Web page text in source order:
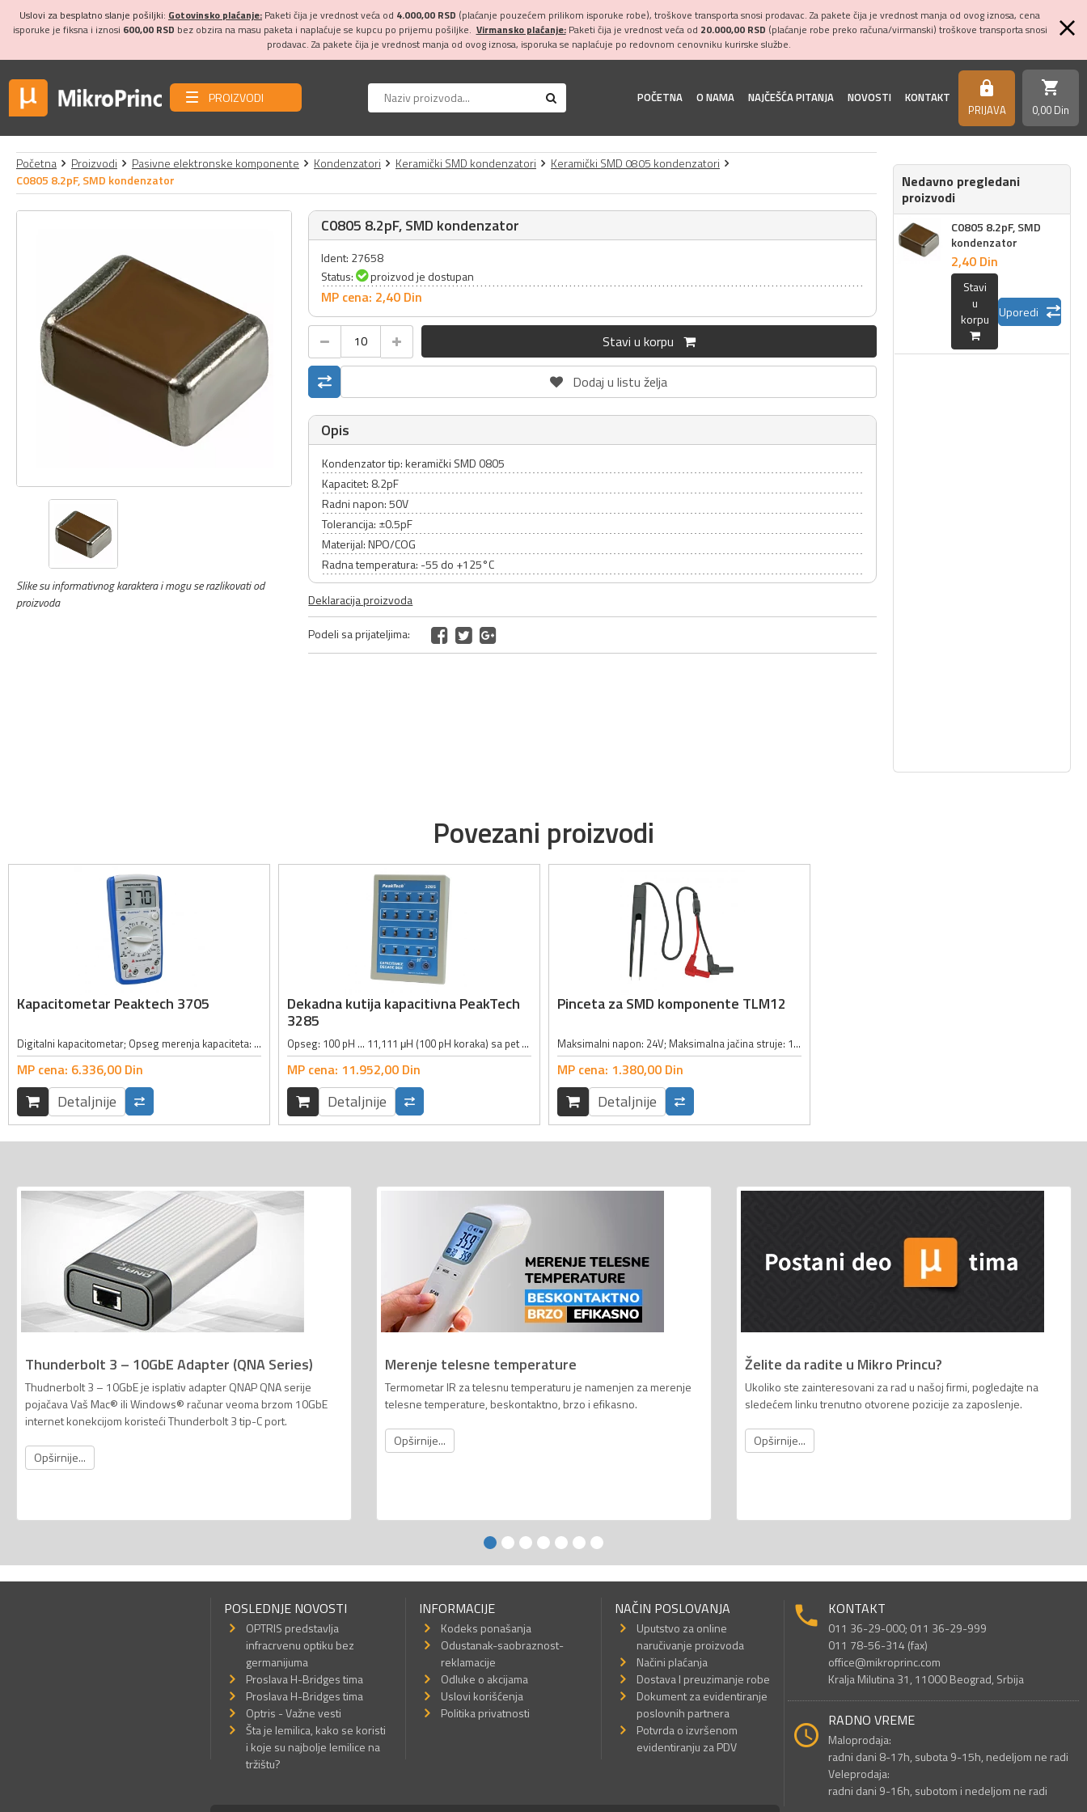
Uslovi za besplatno slanje pošiljki: Gotovinsko plaćanje: Paketi čija je vrednost veća od 4.000,00 RSD (plaćanje pouzećem prilikom isporuke robe), troškove transporta snosi prodavac. Za pakete čija je vrednost manja od ovog iznosa, cena
isporuke je fiksna i iznosi 600,00 RSD bez obzira na masu paketa i naplaćuje se kupcu po prijemu pošiljke. Virmansko plaćanje:Paketi čija je vrednost veća od 20.000,00 RSD (plaćanje robe preko računa/virmanski) troškove transporta snosi
prodavac. Za pakete čija je vrednost manja od ovog iznosa, isporuka se naplaćuje po redovnom cenovniku kurirske službe.
PROIZVODI POČETNA O NAMA NAJČEŠĆA PITANJA NOVOSTI KONTAKT https
PRIJAVA
shopping_cart
0,00 Din
Početna Proizvodi Pasivne elektronske komponente Kondenzatori Keramički SMD kondenzatori
Keramički SMD 0805 kondenzatori
C0805 8.2pF, SMD kondenzator
Slike su informativnog karaktera i mogu se razlikovati od
proizvoda
C0805 8.2pF, SMD kondenzator
Ident: 27658
Status:
proizvod je dostupan
MP cena: 2,40 Din
Stavi u korpu
Dodaj u listu želja
Opis
Kondenzator tip: keramički SMD 0805
Kapacitet: 8.2pF
Radni napon: 50V
Tolerancija: ±0.5pF
Materijal: NPO/COG
Radna temperatura: -55 do +125°C
Deklaracija proizvoda
Podeli sa prijateljima:
Nedavno pregledani
proizvodi
C0805 8.2pF, SMD
kondenzator
2,40 Din
Stavi
u
korpu
Uporedi
Povezani proizvodi
Kapacitometar Peaktech 3705
Digitalni kapacitometar; Opseg merenja kapaciteta: 200pF, 2nF, 20nF, 200nF, 2µF, 20µF, 200µF, 2mF, 20mF; Tačnost merenja kapaciteta: ±0.5% + 10 cifara; Opseg merenja otpornosti: 20Ω, 200Ω, 2kΩ, 20kΩ, 200kΩ, 2MΩ, 20MΩ, 200MΩ,...
MP cena: 6.336,00 Din
Detaljnije
Dekadna kutija kapacitivna PeakTech
3285
Opseg: 100 pH ... 11,111 μH (100 pH koraka) sa pet dekada; Tačnost: 5% na 1 kHz; Maksimalni strujni limit: 100 mA DC/AC; Permanentna idnuktivnost: 0.6 μH; Dimenzije: 140 x 190 x 80mm; Masa: 350g;
MP cena: 11.952,00 Din
Detaljnije
Pinceta za SMD komponente TLM12
Maksimalni napon: 24V; Maksimalna jačina struje: 1A; Dužina kabla: 40cm; Veličina vrha pincete: 1.1 x 0.25mm;
MP cena: 1.380,00 Din
Detaljnije
Thunderbolt 3 – 10GbE Adapter (QNA Series)
Thudnerbolt 3 – 10GbE je isplativ adapter QNAP QNA serije
pojačava Vaš Mac® ili Windows® računar veoma brzom 10GbE
internet konekcijom koristeći Thunderbolt 3 tip-C port.
Opširnije...
Merenje telesne temperature
Termometar IR za telesnu temperaturu je namenjen za merenje
telesne temperature, beskontaktno, brzo i efikasno.
Opširnije...
Želite da radite u Mikro Princu?
Ukoliko ste zainteresovani za rad u našoj firmi, pogledajte na
sledećem linku trenutno otvorene pozicije za zaposlenje.
Opširnije...
POSLEDNJE NOVOSTI
OPTRIS predstavlja
infracrvenu optiku bez
germanijuma
Proslava H-Bridges tima
Proslava H-Bridges tima
Optris - Važne vesti
Šta je lemilica, kako se koristi
i koje su najbolje lemilice na
tržištu?
INFORMACIJE
Kodeks ponašanja
Odustanak-saobraznost-
reklamacije
Odluke o akcijama
Uslovi korišćenja
Politika privatnosti
NAČIN POSLOVANJA
Uputstvo za online
naručivanje proizvoda
Načini plaćanja
Dostava I preuzimanje robe
Dokument za evidentiranje
poslovnih partnera
Potvrda o izvršenom
evidentiranju za PDV
KONTAKT
011 36-29-000; 011 36-29-999
011 78-56-314 (fax)
office@mikroprinc.com
Kralja Milutina 31, 11000 Beograd, Srbija
RADNO VREME
Maloprodaja:
radni dani 8-17h, subota 9-15h, nedeljom ne radi
Veleprodaja:
radni dani 9-16h, subotom i nedeljom ne radi